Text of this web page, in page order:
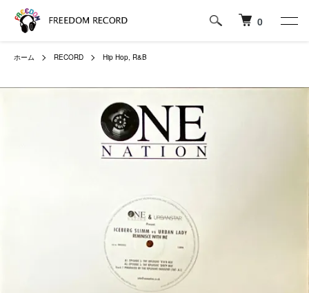
0
ホーム RECORD Hip Hop, R&B